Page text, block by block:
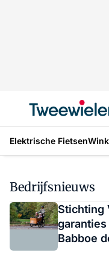
Elektrische Fietsen
Bedrijfsnieuws
Stichting
Babboe